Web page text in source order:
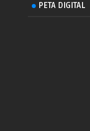
PETA DIGITAL